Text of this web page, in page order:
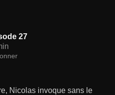
27
Nicolas invoque sans le